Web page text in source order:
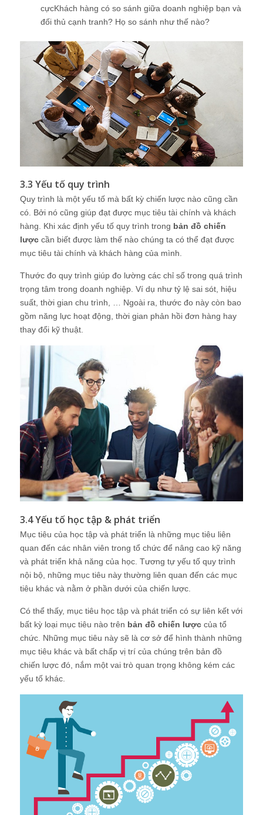
cựcKhách hàng có so sánh giữa doanh nghiệp bạn và
đối thủ cạnh tranh? Họ so sánh như thế nào?
3.3 Yếu tố quy trình
Quy trình là một yếu tố mà bất kỳ chiến lược nào cũng cần
có. Bởi nó cũng giúp đạt được mục tiêu tài chính và khách
hàng. Khi xác định yếu tố quy trình trong bản đồ chiến
lược cần biết được làm thế nào chúng ta có thể đạt được
mục tiêu tài chính và khách hàng của mình.
Thước đo quy trình giúp đo lường các chỉ số trong quá trình
trọng tâm trong doanh nghiệp. Ví dụ như tỷ lệ sai sót, hiệu
suất, thời gian chu trình, … Ngoài ra, thước đo này còn bao
gồm năng lực hoạt động, thời gian phản hồi đơn hàng hay
thay đổi kỹ thuật.
3.4 Yếu tố học tập & phát triển
Mục tiêu của học tập và phát triển là những mục tiêu liên
quan đến các nhân viên trong tổ chức để nâng cao kỹ năng
và phát triển khả năng của học. Tương tự yếu tố quy trình
nội bộ, những mục tiêu này thường liên quan đến các mục
tiêu khác và nằm ở phần dưới của chiến lược.
Có thể thấy, mục tiêu học tập và phát triển có sự liên kết với
bất kỳ loại mục tiêu nào trên bản đồ chiến lược của tổ
chức. Những mục tiêu này sẽ là cơ sở để hình thành những
mục tiêu khác và bất chấp vị trí của chúng trên bản đồ
chiến lược đó, nắm một vai trò quan trọng không kém các
yếu tố khác.